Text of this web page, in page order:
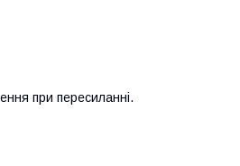
при пересиланні.